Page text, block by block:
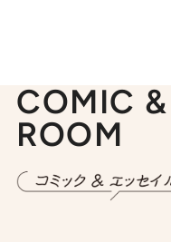
COMIC
ROOM